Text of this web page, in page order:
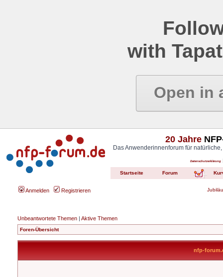
with
Open in
20 Jahre
Das Anwenderinnenforum für
Datenschutzerklärung
Startseite Forum
Anmelden Registrieren
Unbeantwortete Themen | Aktive Themen
Foren-Übersicht
nfp-